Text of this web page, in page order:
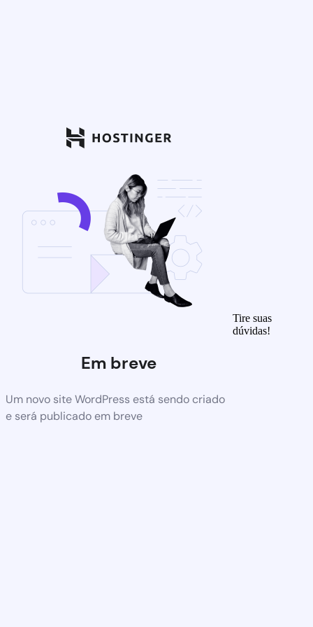
Em breve
Um novo site WordPress está sendo criado
e será publicado em breve
Tire suas
dúvidas!